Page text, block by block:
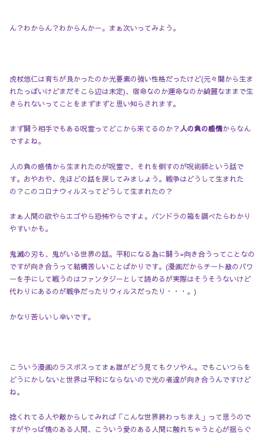
ん？わからん？わからんかー。まぁ次いってみよう。
虎杖悠仁は育ちが良かったのか光要素の強い性格だったけど(元々闇から生ま
れたっぽいけどまだそこら辺は未定)、宿命なのか運命なのか綺麗なままで生
きられないってことをまずまずと思い知らされます。
まず闘う相手でもある呪霊ってどこから来てるのか？ 人の負の感情からなん
ですよね。
人の負の感情から生まれたのが呪霊で、それを倒すのが呪術師という話で
す。おやおや、先ほどの話を戻してみましょう。戦争はどうして生まれた
の？このコロナウィルスってどうして生まれたの？
まぁ人間の欲やらエゴやら恐怖やらですよ。パンドラの箱を調べたらわかり
やすいかも。
鬼滅の刃も、鬼がいる世界の話。平和になる為に闘う=向き合うってことなの
ですが向き合うって結構苦しいことばかりです。(漫画だからチート級のパワ
ーを手にして戦うのはファンタジーとして読めるが実際はそうそうないけど
代わりにあるのが戦争だったりウィルスだったり・・・。)
かなり苦しいし辛いです。
こういう漫画のラスボスってまぁ誰がどう見てもクソやん。でもこいつらを
どうにかしないと世界は平和にならないので光の者達が向き合うんですけど
ね。
捻くれてる人や敵からしてみれば「こんな世界終わっちまえ」って思うので
すがやっぱ情のある人間、こういう愛のある人間に触れちゃうと心が揺らぐ